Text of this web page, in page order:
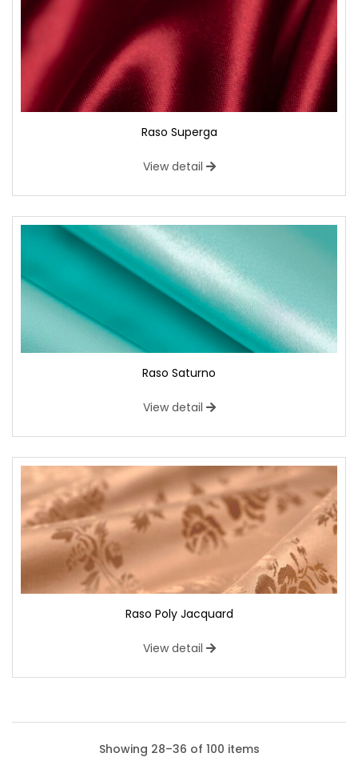
Raso Superga
View detail
Raso Saturno
View detail
Raso Poly Jacquard
View detail
Showing 28–36 of 100 items